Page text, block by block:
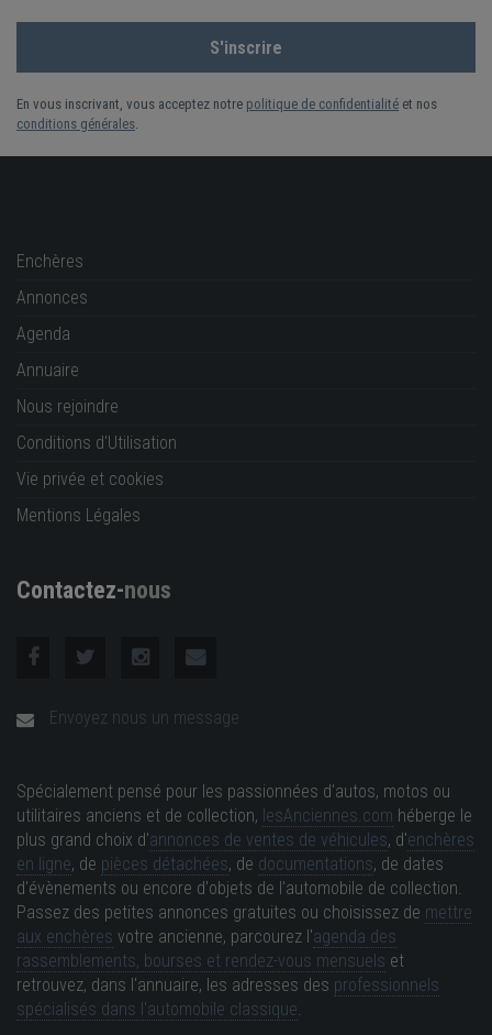
En vous inscrivant, vous acceptez notre politique de confidentialité et nos
conditions générales.
Enchères
Annonces
Agenda
Annuaire
Nous rejoindre
Conditions d'Utilisation
Vie privée et cookies
Mentions Légales
Contactez-nous
Envoyez nous un message
Spécialement pensé pour les passionnées d'autos, motos ou
utilitaires anciens et de collection, lesAnciennes.com héberge le
plus grand choix d'annonces de ventes de véhicules, d'enchères
en ligne, de pièces détachées, de documentations, de dates
d'évènements ou encore d'objets de l'automobile de collection.
Passez des petites annonces gratuites ou choisissez de mettre
aux enchères votre ancienne, parcourez l'agenda des
rassemblements, bourses et rendez-vous mensuels et
retrouvez, dans l'annuaire, les adresses des professionnels
spécialisés dans l'automobile classique.